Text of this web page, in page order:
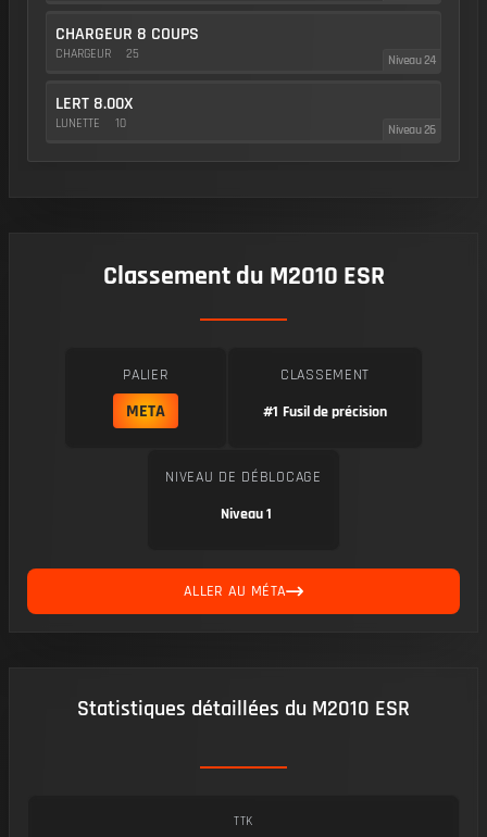
CHARGEUR 8 COUPS
CHARGEUR 25 Niveau 24
LERT 8.00X
LUNETTE 10 Niveau 26
Classement du M2010 ESR
PALIER
META
CLASSEMENT
#1 Fusil de précision
NIVEAU DE DÉBLOCAGE
Niveau 1
ALLER AU MÉTA
Statistiques détaillées du M2010 ESR
TTK